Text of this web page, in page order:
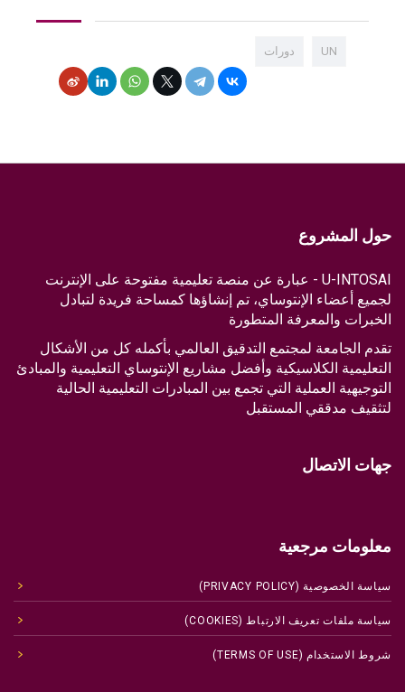
UN دورات
حول المشروع
U-INTOSAI - عبارة عن منصة تعليمية مفتوحة على الإنترنت
لجميع أعضاء الإنتوساي، تم إنشاؤها كمساحة فريدة لتبادل
الخبرات والمعرفة المتطورة
تقدم الجامعة لمجتمع التدقيق العالمي بأكمله كل من الأشكال
التعليمية الكلاسيكية وأفضل مشاريع الإنتوساي التعليمية والمبادئ
التوجيهية العملية التي تجمع بين المبادرات التعليمية الحالية
لتثقيف مدققي المستقبل
جهات الاتصال
معلومات مرجعية
سياسة الخصوصية (PRIVACY POLICY)
سياسة ملفات تعريف الارتباط (COOKIES)
شروط الاستخدام (TERMS OF USE)